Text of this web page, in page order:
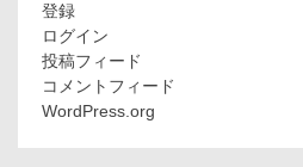
登録
ログイン
投稿フィード
コメントフィード
WordPress.org